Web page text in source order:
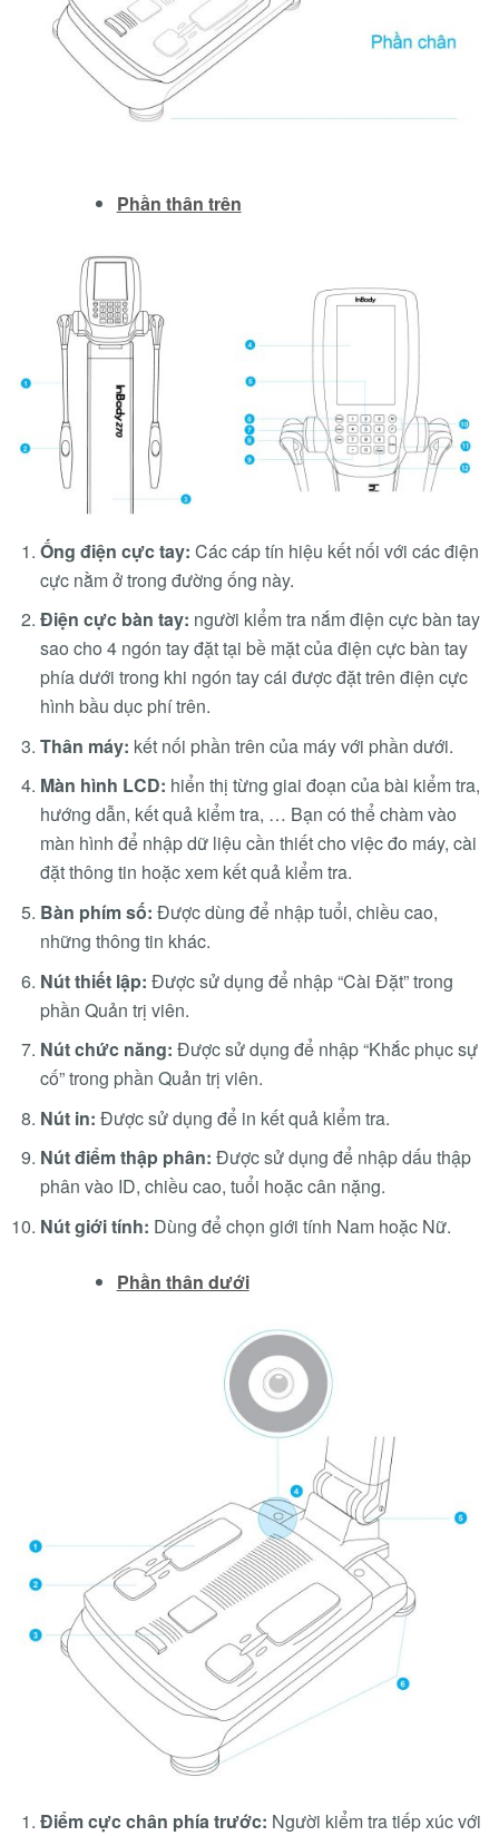
Phần thân trên
Ống điện cực tay: Các cáp tín hiệu kết nối với các điện
cực nằm ở trong đường ống này.
Điện cực bàn tay: người kiểm tra nắm điện cực bàn tay
sao cho 4 ngón tay đặt tại bề mặt của điện cực bàn tay
phía dưới trong khi ngón tay cái được đặt trên điện cực
hình bầu dục phí trên.
Thân máy: kết nối phần trên của máy với phần dưới.
Màn hình LCD: hiển thị từng giai đoạn của bài kiểm tra,
hướng dẫn, kết quả kiểm tra, … Bạn có thể chàm vào
màn hình để nhập dữ liệu cần thiết cho việc đo máy, cài
đặt thông tin hoặc xem kết quả kiểm tra.
Bàn phím số: Được dùng để nhập tuổi, chiều cao,
những thông tin khác.
Nút thiết lập: Được sử dụng để nhập “Cài Đặt” trong
phần Quản trị viên.
Nút chức năng: Được sử dụng để nhập “Khắc phục sự
cố” trong phần Quản trị viên.
Nút in: Được sử dụng để in kết quả kiểm tra.
Nút điểm thập phân: Được sử dụng để nhập dấu thập
phân vào ID, chiều cao, tuổi hoặc cân nặng.
Nút giới tính: Dùng để chọn giới tính Nam hoặc Nữ.
Phần thân dưới
Điểm cực chân phía trước: Người kiểm tra tiếp xúc với